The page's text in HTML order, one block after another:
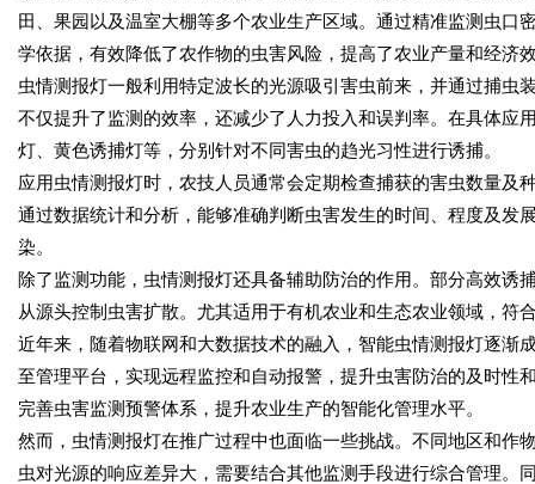
田、果园以及温室大棚等多个农业生产区域。通过精准监测虫
学依据，有效降低了农作物的虫害风险，提高了农业产量和经济
虫情测报灯一般利用特定波长的光源吸引害虫前来，并通过捕
不仅提升了监测的效率，还减少了人力投入和误判率。在具体应
灯、黄色诱捕灯等，分别针对不同害虫的趋光习性进行诱捕。
应用虫情测报灯时，农技人员通常会定期检查捕获的害虫数量
通过数据统计和分析，能够准确判断虫害发生的时间、程度及发
染。
除了监测功能，虫情测报灯还具备辅助防治的作用。部分高效
从源头控制虫害扩散。尤其适用于有机农业和生态农业领域，符
近年来，随着物联网和大数据技术的融入，智能虫情测报灯逐渐
至管理平台，实现远程监控和自动报警，提升虫害防治的及时性
完善虫害监测预警体系，提升农业生产的智能化管理水平。
然而，虫情测报灯在推广过程中也面临一些挑战。不同地区和作
虫对光源的响应差异大，需要结合其他监测手段进行综合管理